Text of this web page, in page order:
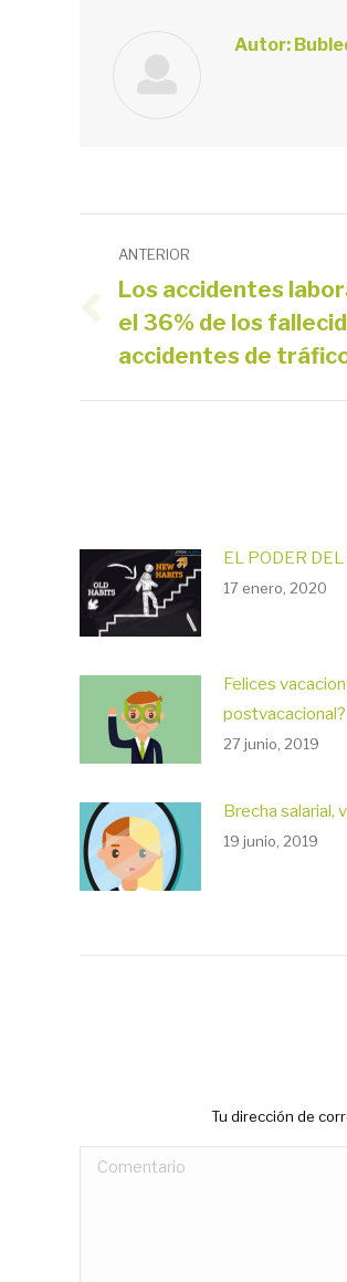
Autor:
Navegación
entre
publicaciones
ANTERIOR
Publicación
anterior:
Los accidentes
el 36% de los
accidentes de
EL PODER
17 enero, 2020
Felices
postvacacional?
27 junio, 2019
Brecha salarial,
19 junio, 2019
Tu dirección de
Comentario